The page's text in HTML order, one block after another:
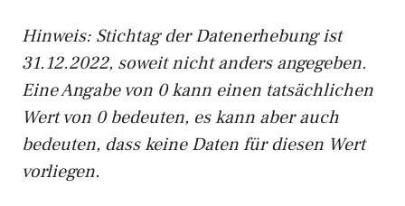
Hinweis: Stichtag der Datenerhebung ist
31.12.2022, soweit nicht anders angegeben.
Eine Angabe von 0 kann einen tatsächlichen
Wert von 0 bedeuten, es kann aber auch
bedeuten, dass keine Daten für diesen Wert
vorliegen.